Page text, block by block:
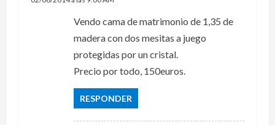
Vendo cama de matrimonio de 1,35 de
madera con dos mesitas a juego
protegidas por un cristal.
Precio por todo, 150euros.
RESPONDER